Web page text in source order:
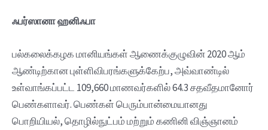
ஃபர்ஸானா ஹனிஃபா
பல்கலைக்கழக மானியங்கள் ஆணைக்குழுவின் 2020 ஆம்
ஆண்டிற்கான புள்ளிவிபரங்களுக்கேற்ப, அவ்வாண்டில்
உள்வாங்கப்பட்ட 109,660 மாணவர்களில் 64.3 சதவீதமானோர்
பெண்களாவர். பெண்கள் பெரும்பான்மையானது
பொறியியல், தொழில்நுட்பம் மற்றும் கணினி விஞ்ஞானம்